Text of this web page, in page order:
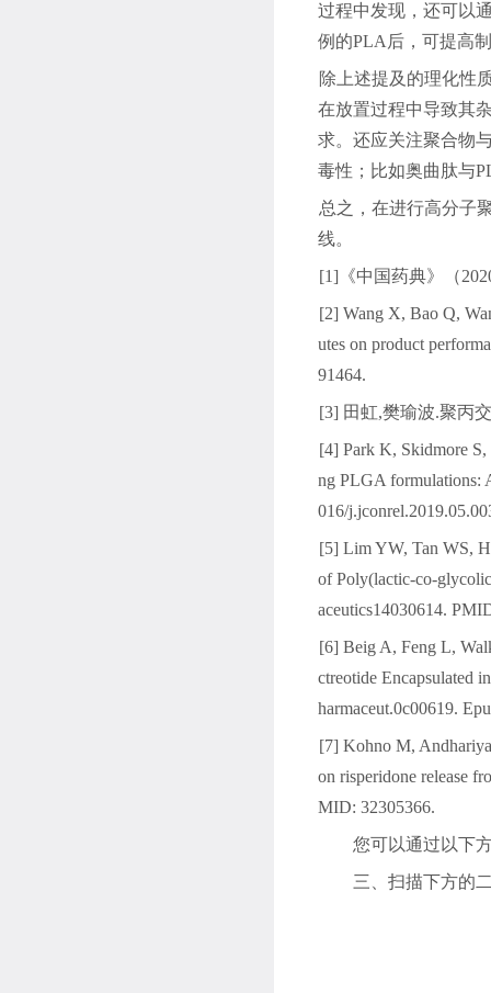
过程中发现，还可以
例的PLA 后，可提高
除上述提及的理化性
在放置过程中导致其
求。还应关注聚合物
毒性；比如奥曲肽与
总之，在进行高分子
线。
[1] 《中国药典》（
[2] Wang X, Bao Q,
utes on product
91464.
[3] 田虹,樊瑜波.聚丙
[4] Park K, Skidmore
ng PLGA formulations:
016/
[5] Lim YW, Tan WS,
of Poly(lactic-co-
aceutics14030614.
[6] Beig A, Feng L,
ctreotide Encapsulated
harmaceut.0c00619.
[7] Kohno M,
on risperidone release
MID: 32305366.
您可以通过以下
三、扫描下方的